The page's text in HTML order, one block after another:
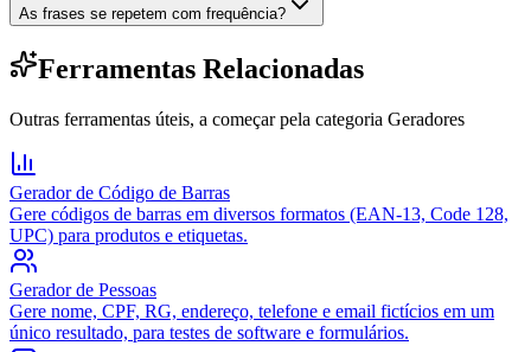
As frases se repetem com frequência?
Ferramentas Relacionadas
Outras ferramentas úteis, a começar pela categoria Geradores
Gerador de Código de Barras
Gere códigos de barras em diversos formatos (EAN-13, Code 128,
UPC) para produtos e etiquetas.
Gerador de Pessoas
Gere nome, CPF, RG, endereço, telefone e email fictícios em um
único resultado, para testes de software e formulários.